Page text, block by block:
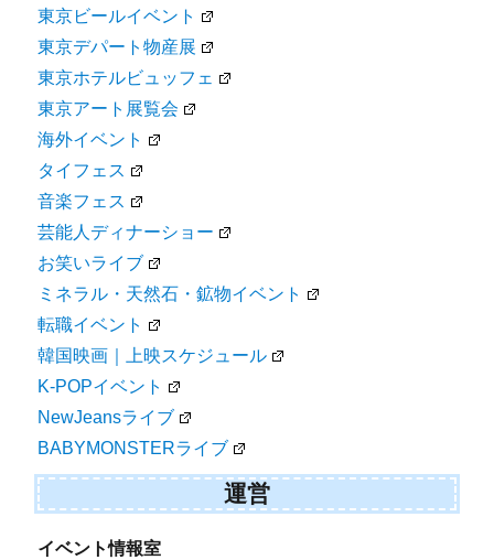
東京ビールイベント
東京デパート物産展
東京ホテルビュッフェ
東京アート展覧会
海外イベント
タイフェス
音楽フェス
芸能人ディナーショー
お笑いライブ
ミネラル・天然石・鉱物イベント
転職イベント
韓国映画｜上映スケジュール
K-POPイベント
NewJeansライブ
BABYMONSTERライブ
運営
イベント情報室